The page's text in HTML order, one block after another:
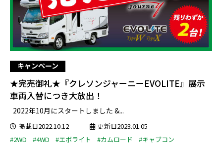
キャンペーン
★完売御礼★『クレソンジャーニーEVOLITE』展示
車両入替につき大放出！
2022年10月にスタートしました &...
掲載日2022.10.12
更新日2023.01.05
#2WD
#4WD #エボライト #カムロード
#キャブコン